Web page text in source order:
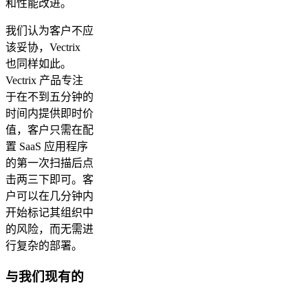
和性能改进。
我们认为客户不应
该妥协，Vectrix
也同样如此。
Vectrix 产品专注
于在不到五分钟的
时间内提供即时价
值，客户只需在配
置 SaaS 应用程序
的第一次扫描后点
击两三下即可。客
户可以在几分钟内
开始标记其组织中
的风险，而无需进
行复杂的部署。
与我们现有的